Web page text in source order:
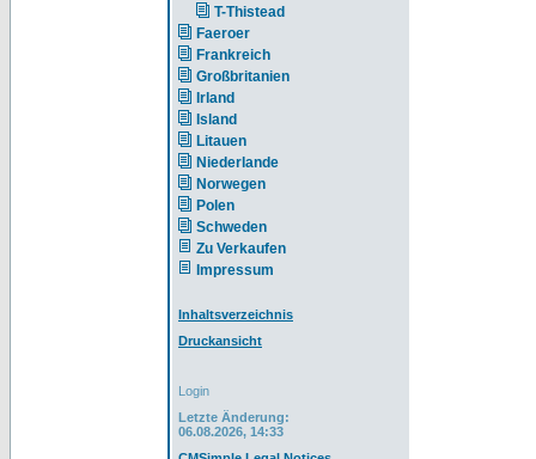
T-Thistead
Faeroer
Frankreich
Großbritanien
Irland
Island
Litauen
Niederlande
Norwegen
Polen
Schweden
Zu Verkaufen
Impressum
Inhaltsverzeichnis
Druckansicht
Login
Letzte Änderung:
06.08.2026, 14:33